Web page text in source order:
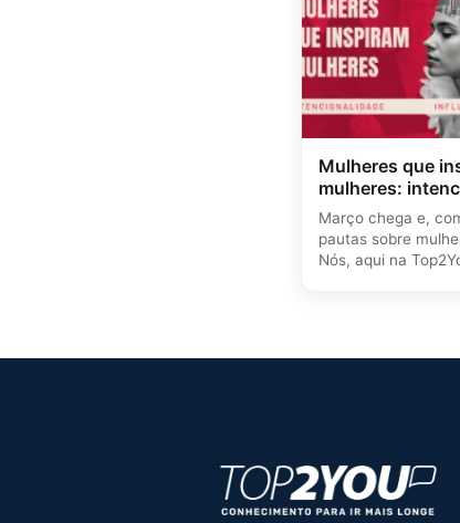
Mulheres que
mulheres:
influência e
Março chega e,
pautas sobre
Nós, aqui na